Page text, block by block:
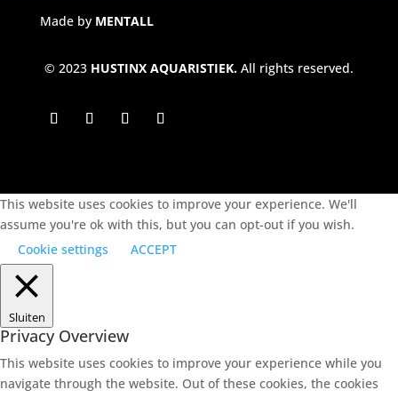
Sera siporax
€5,50
Made by MENTALL
© 2023 HUSTINX AQUARISTIEK.All rights reserved.
This website uses cookies to improve your experience. We'll
assume you're ok with this, but you can opt-out if you wish.
Cookie settings
ACCEPT
Sluiten
Privacy Overview
This website uses cookies to improve your experience while you
navigate through the website. Out of these cookies, the cookies